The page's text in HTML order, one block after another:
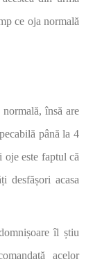
ce oja normală
normală, însă are
până la 4
oje este faptul că
desfășori acasa
îl știu
acelor